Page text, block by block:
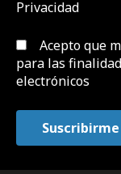
Privacidad
Acepto que
para las
electrónicos